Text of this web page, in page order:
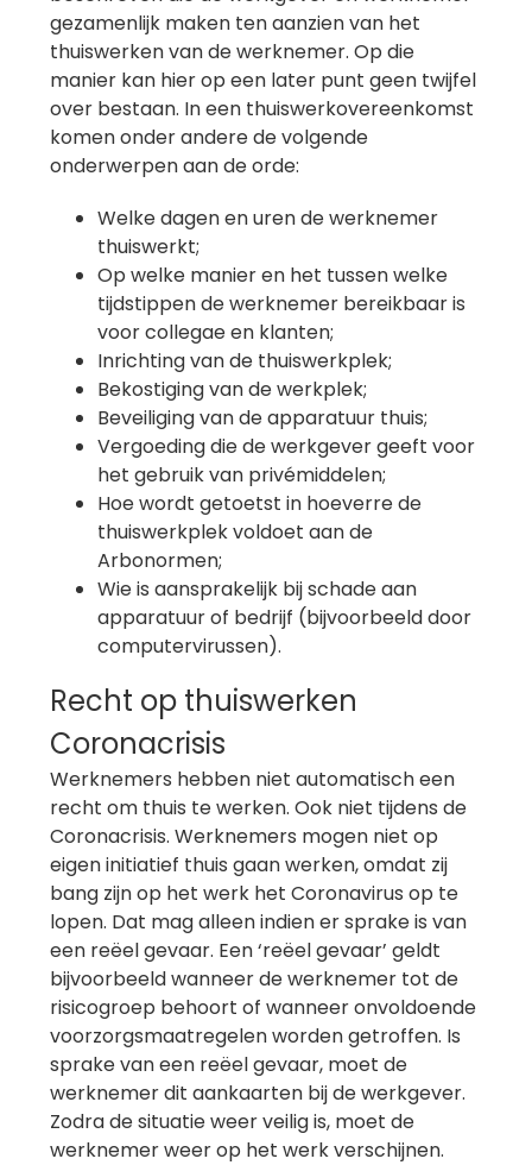
gezamenlijk maken ten aanzien van het
thuiswerken van de werknemer. Op die
manier kan hier op een later punt geen twijfel
over bestaan. In een thuiswerkovereenkomst
komen onder andere de volgende
onderwerpen aan de orde:
Welke dagen en uren de werknemer
thuiswerkt;
Op welke manier en het tussen welke
tijdstippen de werknemer bereikbaar is
voor collegae en klanten;
Inrichting van de thuiswerkplek;
Bekostiging van de werkplek;
Beveiliging van de apparatuur thuis;
Vergoeding die de werkgever geeft voor
het gebruik van privémiddelen;
Hoe wordt getoetst in hoeverre de
thuiswerkplek voldoet aan de
Arbonormen;
Wie is aansprakelijk bij schade aan
apparatuur of bedrijf (bijvoorbeeld door
computervirussen).
Recht op thuiswerken
Coronacrisis
Werknemers hebben niet automatisch een
recht om thuis te werken. Ook niet tijdens de
Coronacrisis. Werknemers mogen niet op
eigen initiatief thuis gaan werken, omdat zij
bang zijn op het werk het Coronavirus op te
lopen. Dat mag alleen indien er sprake is van
een reëel gevaar. Een ‘reëel gevaar’ geldt
bijvoorbeeld wanneer de werknemer tot de
risicogroep behoort of wanneer onvoldoende
voorzorgsmaatregelen worden getroffen. Is
sprake van een reëel gevaar, moet de
werknemer dit aankaarten bij de werkgever.
Zodra de situatie weer veilig is, moet de
werknemer weer op het werk verschijnen.